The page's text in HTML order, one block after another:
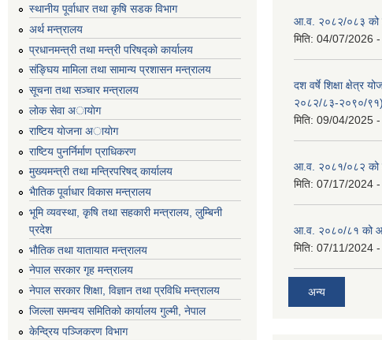
स्थानीय पूर्वाधार तथा कृषि सडक विभाग
अर्थ मन्त्रालय
प्रधानमन्त्री तथा मन्त्री परिषद्काे कार्यालय
संङ्घिय मामिला तथा सामान्य प्रशासन मन्त्रालय
सूचना तथा सञ्चार मन्त्रालय
लाेक सेवा अायाेग
राष्टिय याेजना अायाेग
राष्टिय पुनर्निर्माण प्राधिकरण
मुख्यमन्त्री तथा मन्त्रिपरिषद् कार्यालय
भैातिक पूर्वाधार विकास मन्त्रालय
भूमि व्यवस्था, कृषि तथा सहकारी मन्त्रालय, लु्म्बिनी
प्रदेश
भाैतिक तथा यातायात मन्त्रालय
नेपाल सरकार गृह मन्त्रालय
नेपाल सरकार शिक्षा, विज्ञान तथा प्रविधि मन्त्रालय
जिल्ला समन्वय समितिको कार्यालय गुल्मी, नेपाल
केन्द्रिय पञ्जिकरण विभाग
आ.व. २०८२/०८३ को
मिति: 04/07/2026
दश वर्षे शिक्षा क्षेत्र
२०८२/८३-२०९०/९१)
मिति: 09/04/2025
आ.व. २०८१/०८२ को
मिति: 07/17/2024
आ.व. २०८०/८१ को
मिति: 07/11/2024
अन्य